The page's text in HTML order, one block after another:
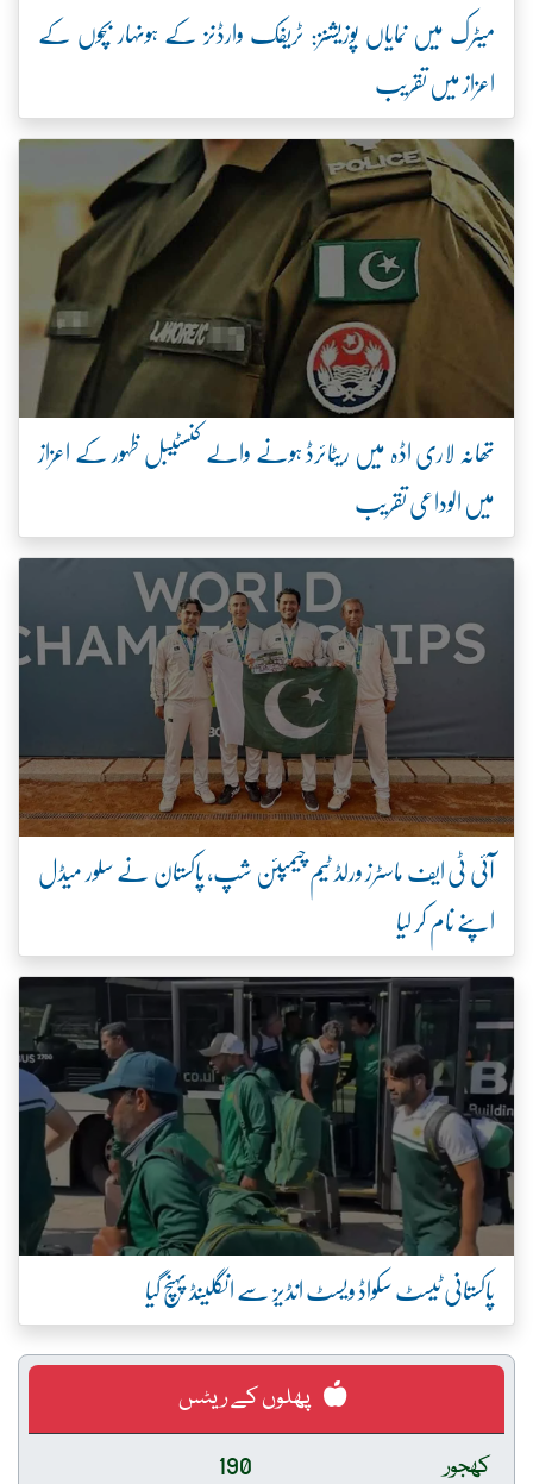
میٹرک میں نمایاں پوزیشنز: ٹریفک وارڈنز کے ہونہار بچوں کے
اعزاز میں تقریب
تھانہ لاری اڈہ میں ریٹائرڈ ہونے والے کنسٹیبل ظہور کے اعزاز
میں الوداعی تقریب
آئی ٹی ایف ماسٹرز ورلڈ ٹیم چیمپئن شپ، پاکستان نے سلور میڈل
اپنے نام کر لیا
پاکستانی ٹیسٹ سکواڈ ویسٹ انڈیز سے انگلینڈ پہنچ گیا
پھلوں کے ریٹس
کھجور
190